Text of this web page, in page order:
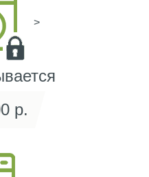
>
р.